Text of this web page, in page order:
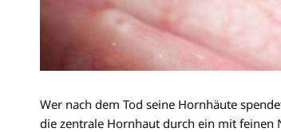
Wer nach dem Tod seine Hornhäute
die zentrale Hornhaut durch ein mit feinen